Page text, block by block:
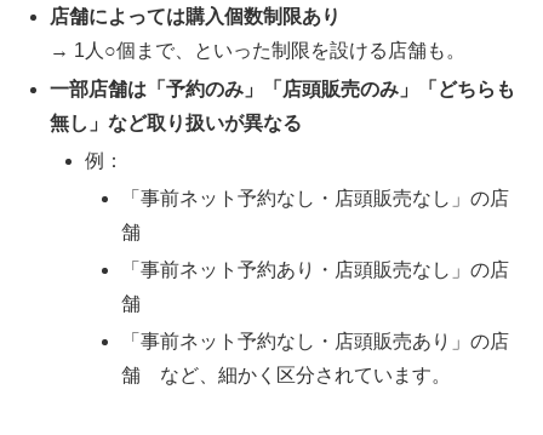
店舗によっては購入個数制限あり
→ 1人○個まで、といった制限を設ける店舗も。
一部店舗は「予約のみ」「店頭販売のみ」「どちらも
無し」など取り扱いが異なる
例：
「事前ネット予約なし・店頭販売なし」の店
舗
「事前ネット予約あり・店頭販売なし」の店
舗
「事前ネット予約なし・店頭販売あり」の店
舗 など、細かく区分されています。